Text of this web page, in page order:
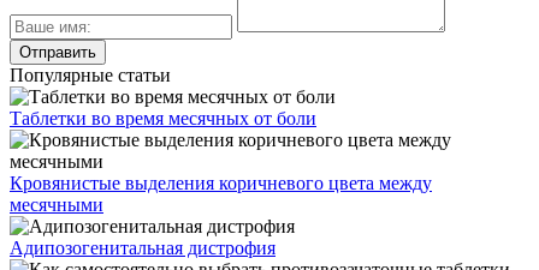
Популярные статьи
Таблетки во время месячных от боли
Кровянистые выделения коричневого цвета между
месячными
Адипозогенитальная дистрофия